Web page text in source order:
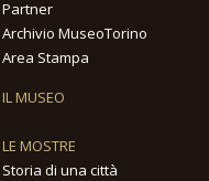
Partner
Archivio MuseoTorino
Area Stampa
IL MUSEO
LE MOSTRE
Storia di una città